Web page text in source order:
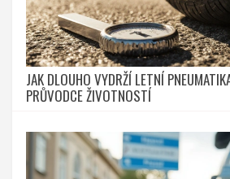
JAK DLOUHO VYDRŽÍ LETNÍ
PRŮVODCE ŽIVOTNOSTÍ